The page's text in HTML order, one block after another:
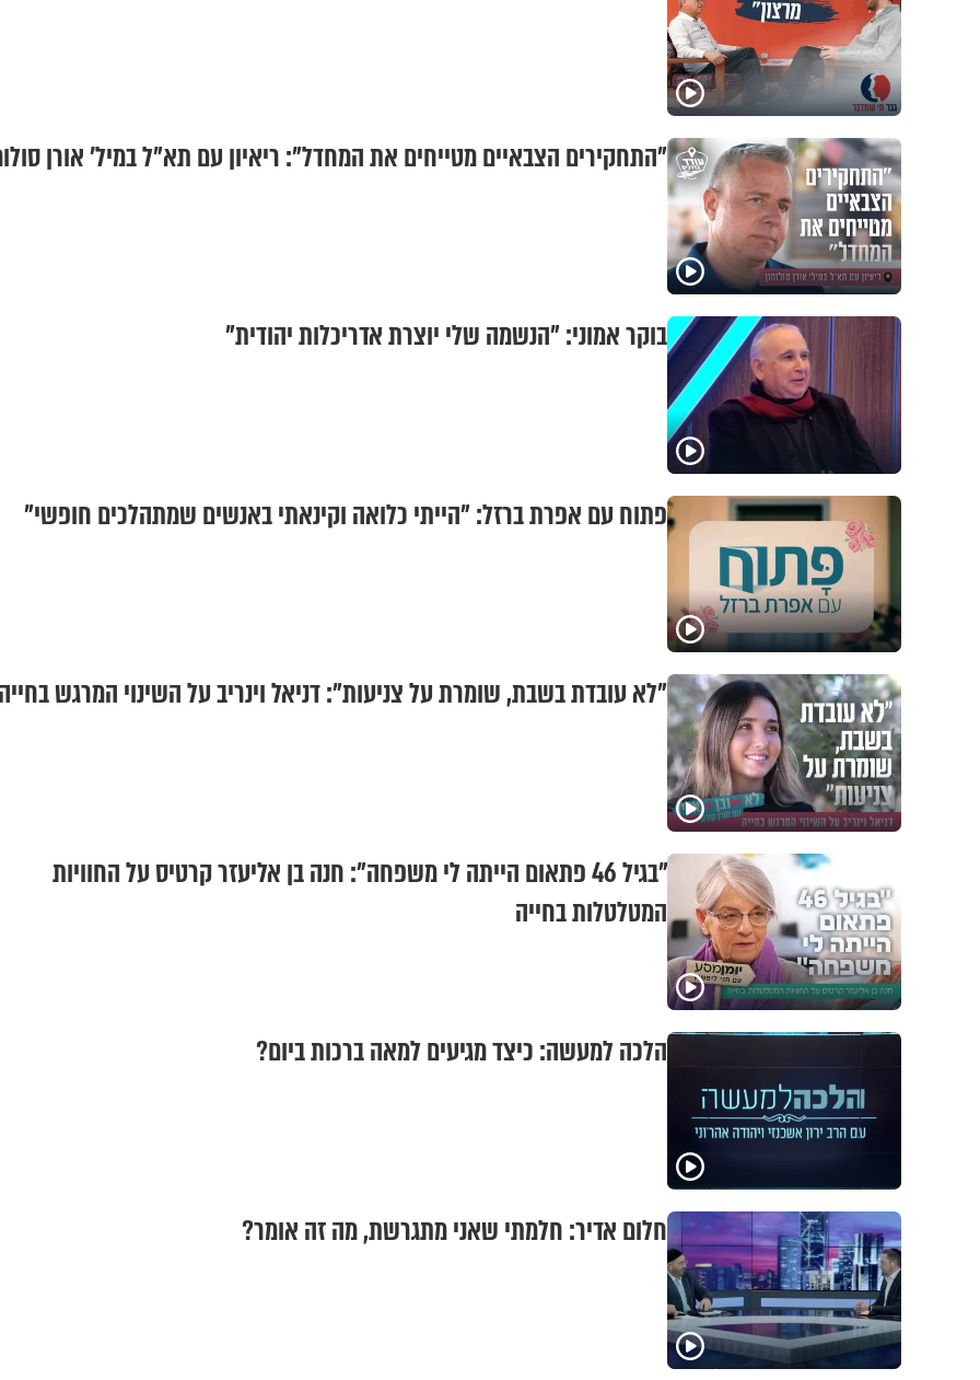
"התחקירים הצבאיים מטייחים את המחדל": ריאיון עם תא"ל במיל' אורן
בוקר אמוני: "הנשמה שלי יוצרת אדריכלות יהודית"
פתוח עם אפרת ברזל: "הייתי כלואה וקינאתי באנשים שמתהלכים חופשי"
"לא עובדת בשבת, שומרת על צניעות": דניאל וינריב על השינוי המרגש בחייה
"בגיל 46 פתאום הייתה לי משפחה": חנה בן אליעזר קרטיס על החוויות
המטלטלות בחייה
הלכה למעשה: כיצד מגיעים למאה ברכות ביום?
חלום אדיר: חלמתי שאני מתגרשת, מה זה אומר?